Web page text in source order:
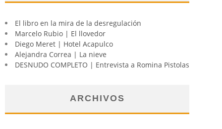
El libro en la mira de la desregulación
Marcelo Rubio | El llovedor
Diego Meret | Hotel Acapulco
Alejandra Correa | La nieve
DESNUDO COMPLETO | Entrevista a Romina Pistolas
ARCHIVOS